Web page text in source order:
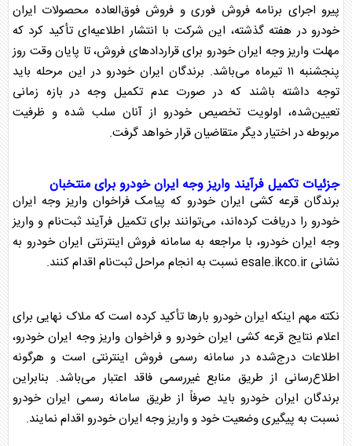
پیرو اجرای برنامه فروش فوری و فروش فوق‌العاده محصولات ایران
خودرو در هفته گذشته، این شرکت با انتشار اطلاعیه‌ای تأکید کرد که
مهلت واریز وجه ایران خودرو برای قراردادهای فروش، تا پایان وقت روز
پنجشنبه ۱۱ تیرماه می‌باشد. برندگان
ایران خودرو در این مرحله باید
توجه داشته باشند که در صورت عدم تکمیل وجه در بازه زمانی
تعیین‌شده، اولویت تخصیص خودرو از آنان سلب شده و ظرفیت
مربوطه در اختیار دیگر متقاضیان قرار خواهد گرفت.
جزئیات تکمیل فرآیند واریز وجه ایران خودروبرای منتخبان
برندگان قرعه کشی ایران خودرو که پیامک فراخوان واریز وجه ایران
خودرو را دریافت کرده‌اند، می‌توانند برای تکمیل فرآیند ثبت‌نام و واریز
وجه ایران خودرو، با مراجعه به سامانه فروش اینترنتی ایران خودرو به
نشانی esale.ikco.ir نسبت به انجام مراحل ثبت‌نام اقدام کنند.
نکته مهم اینکه ایران خودرو بارها تأکید کرده است که ملاک نهایی برای
اعلام نتایج قرعه کشی ایران خودرو و فراخوان واریز وجه ایران خودرو،
اطلاعات درج‌شده در سامانه رسمی فروش اینترنتی است و هرگونه
اطلاع‌رسانی از طریق منابع غیررسمی فاقد اعتبار می‌باشد. بنابراین
برندگان ایران خودروباید صرفاً از طریق سامانه رسمی ایران خودرو
نسبت به پیگیری وضعیت خود وواریز وجه ایران خودرو اقدام نمایند.